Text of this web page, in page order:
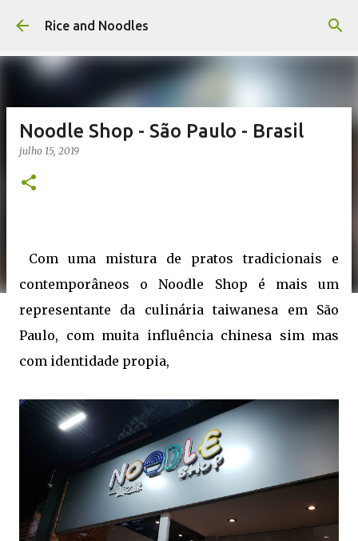
Pular para o conteúdo principal
Rice and Noodles
Noodle Shop - São Paulo - Brasil
julho 15, 2019
Com uma mistura de pratos tradicionais e
contemporâneos o Noodle Shop é mais um
representante da culinária taiwanesa em São
Paulo, com muita influência chinesa sim mas
com identidade propia,